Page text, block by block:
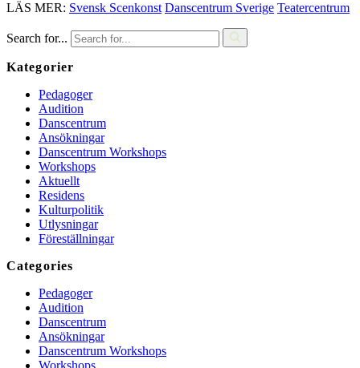
LÄS MER: Svensk Scenkonst Danscentrum Sverige Teatercentrum
Search for...
Kategorier
Pedagoger
Audition
Danscentrum
Ansökningar
Danscentrum Workshops
Workshops
Aktuellt
Residens
Kulturpolitik
Utlysningar
Föreställningar
Categories
Pedagoger
Audition
Danscentrum
Ansökningar
Danscentrum Workshops
Workshops